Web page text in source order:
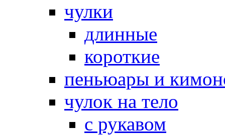
чулки
длинные
короткие
пеньюары и
чулок на тело
с рукавом